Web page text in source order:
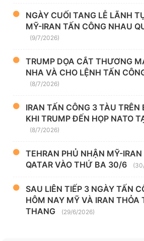
NGÀY CUỐI TANG LỄ LÃNH
MỸ-IRAN TẤN CÔNG NHAU
(9/7/2026)
TRUMP DỌA CẮT THƯƠNG
NHA VÀ CHO LỆNH TẤN
(8/7/2026)
IRAN TẤN CÔNG 3 TÀU TRÊN
KHI TRUMP ĐẾN HỌP NATO
(8/7/2026)
TEHRAN PHỦ NHẬN MỸ-IRAN
QATAR VÀO THỨ BA 30/6
SAU LIÊN TIẾP 3 NGÀY TẤN
HÔM NAY MỸ VÀ IRAN THỎA
THANG
(29/6/2026)